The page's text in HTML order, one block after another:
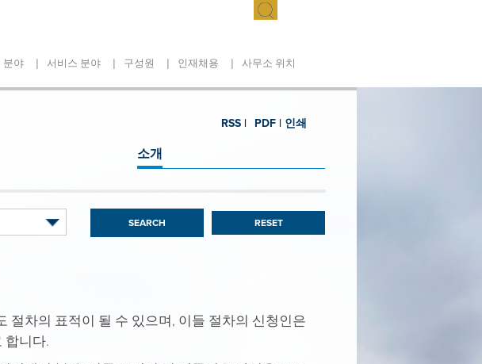
분야 | 서비스 분야 | 구성원 | 인재채용 | 사무소 위치
인쇄
PDF |
RSS |
소개
RESET
절차의 표적이 될 수 있으며, 이들 절차의 신청인은
합니다.